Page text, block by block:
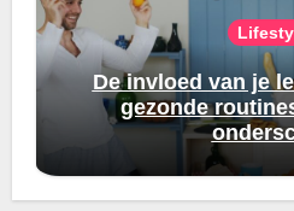
De invloed van je
gezonde